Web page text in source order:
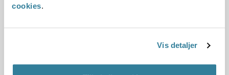
cookies.
Vis detaljer